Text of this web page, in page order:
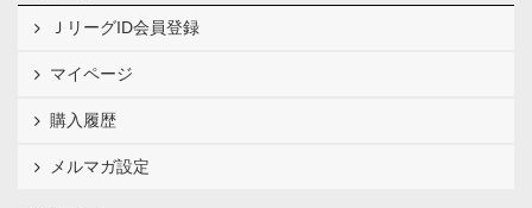
ＪリーグID会員登録
マイページ
購入履歴
メルマガ設定